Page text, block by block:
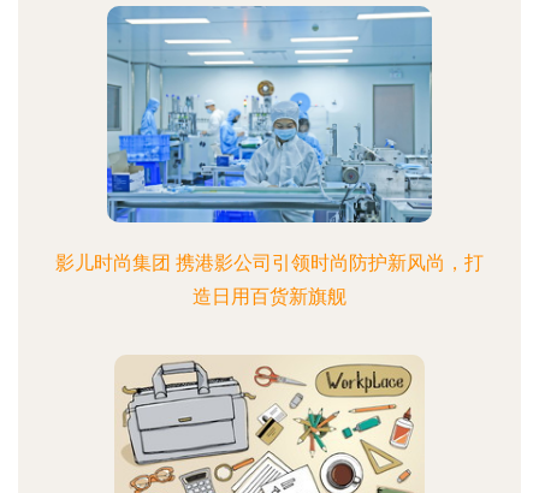
影儿时尚集团 携港影公司引领时尚防护新风尚，打
造日用百货新旗舰